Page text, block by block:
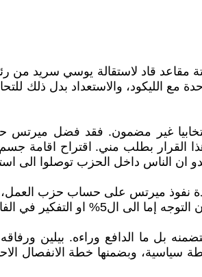
ضعيفا. هبوطه الى ستة مقاعد قاد
الليكود، والاستعداد بدل ذلك
غير مضمون. فقد فضل
القرار بطلب مني. اقتراح اقامة
داخل الحزب توصلوا الى استنتاج ان
بل ما الدافع وراءه. بيلين
سياسية، وبضمنها خطة الانفصال